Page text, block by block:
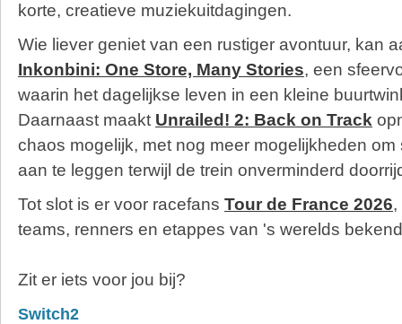
korte, creatieve muziekuitdagingen.
Wie liever geniet van een rustiger avontuur, kan
Inkonbini: One Store, Many Stories, een
waarin het dagelijkse leven in een kleine
Daarnaast maakt Unrailed! 2: Back on Track
chaos mogelijk, met nog meer mogelijkheden
aan te leggen terwijl de trein onverminderd
Tot slot is er voor racefans Tour de France 2026,
teams, renners en etappes van 's werelds
Zit er iets voor jou bij?
Switch2